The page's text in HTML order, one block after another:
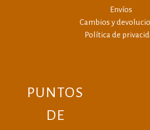
Envíos
Cambios y
Política de
PUNTOS
DE